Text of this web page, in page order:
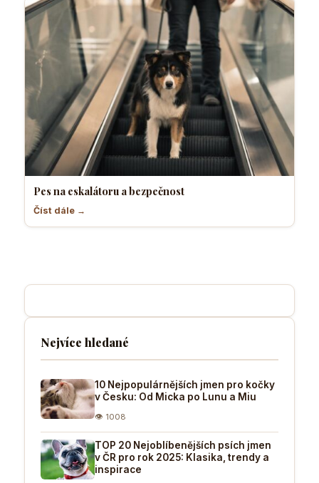
Pes na eskalátoru a bezpečnost
Číst dále →
Nejvíce hledané
10 Nejpopulárnějších jmen pro kočky
v Česku: Od Micka po Lunu a Miu
👁 1008
TOP 20 Nejoblíbenějších psích jmen
v ČR pro rok 2025: Klasika, trendy a
inspirace